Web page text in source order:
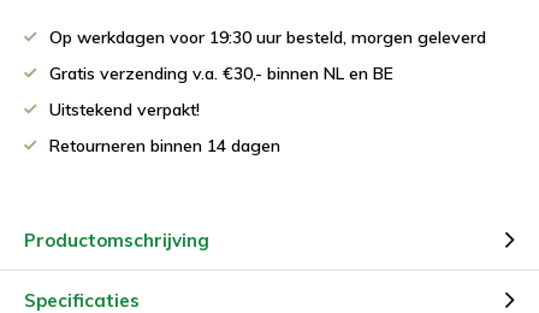
Op werkdagen voor 19:30 uur besteld, morgen geleverd
Gratis verzending v.a. €30,- binnen NL en BE
Uitstekend verpakt!
Retourneren binnen 14 dagen
Productomschrijving
Specificaties